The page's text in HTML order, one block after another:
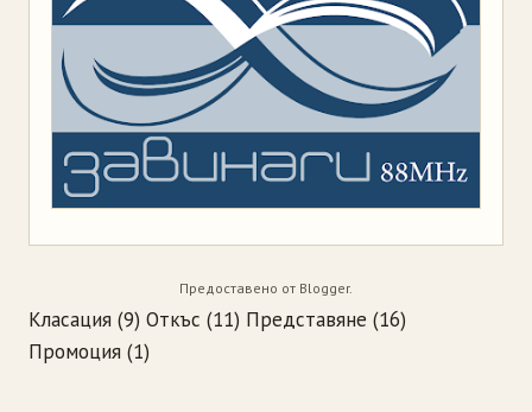
Предоставено от Blogger.
Класация (9) Откъс (11) Представяне (16)
Промоция (1)